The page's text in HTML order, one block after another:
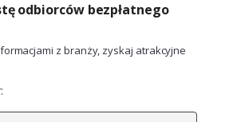
odbiorców bezpłatnego
z branży, zyskaj atrakcyjne